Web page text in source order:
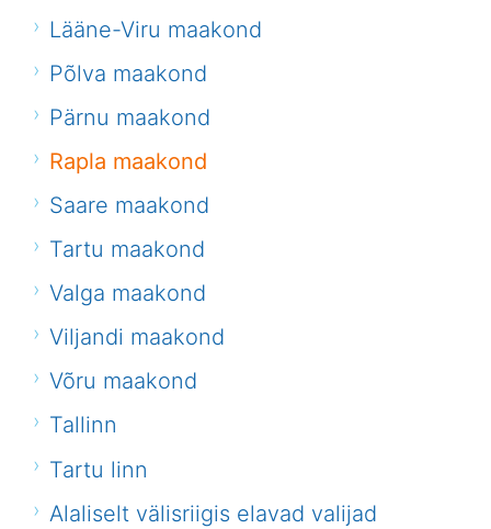
Lääne-Viru maakond
Põlva maakond
Pärnu maakond
Rapla maakond
Saare maakond
Tartu maakond
Valga maakond
Viljandi maakond
Võru maakond
Tallinn
Tartu linn
Alaliselt välisriigis elavad valijad